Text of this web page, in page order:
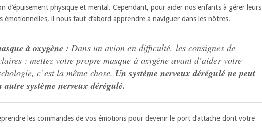
d’épuisement physique et mental. Cependant, pour aider nos enfants à gérer leurs
émotionnelles, il nous faut d’abord apprendre à naviguer dans les nôtres.
à oxygène : Dans un avion en difficulté, les consignes de
: mettez votre propre masque à oxygène avant d’aider votre
c’est la même chose. Un système nerveux dérégulé ne peut
système nerveux dérégulé.
les commandes de vos émotions pour devenir le port d’attache dont votre